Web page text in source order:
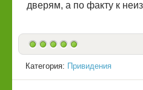
дверям, а по факту к
Категория: Привидения